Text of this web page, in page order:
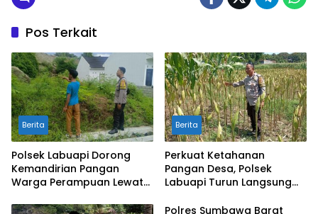
Pos Terkait
Berita
Polsek Labuapi Dorong
Kemandirian Pangan
Warga Perampuan Lewat
Rumah
Berita
Perkuat Ketahanan
Pangan Desa, Polsek
Labuapi Turun Langsung
Polres Sumbawa Barat